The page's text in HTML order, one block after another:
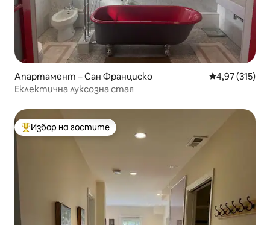
Апартамент – Сан Франциско Средна
4,97 (315)
Еклектична луксозна стая
Най-популярен избор на гостите
Избор на гостите